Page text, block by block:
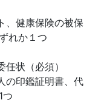
健康保険の被保
れか１つ
状（必須）
印鑑証明書、代
つ